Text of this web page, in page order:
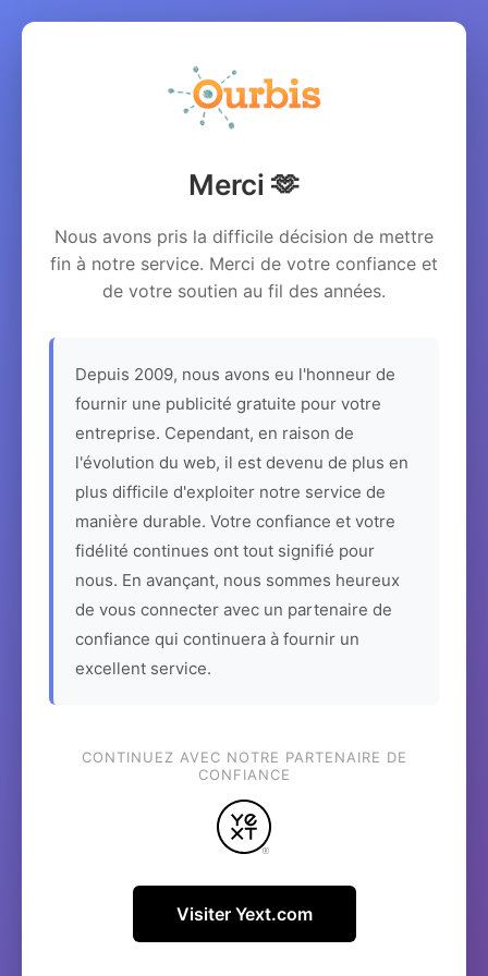
Merci 🫶
Nous avons pris la difficile décision de mettre
fin à notre service. Merci de votre confiance et
de votre soutien au fil des années.
Depuis 2009, nous avons eu l'honneur de
fournir une publicité gratuite pour votre
entreprise. Cependant, en raison de
l'évolution du web, il est devenu de plus en
plus difficile d'exploiter notre service de
manière durable. Votre confiance et votre
fidélité continues ont tout signifié pour
nous. En avançant, nous sommes heureux
de vous connecter avec un partenaire de
confiance qui continuera à fournir un
excellent service.
CONTINUEZ AVEC NOTRE PARTENAIRE DE
CONFIANCE
Visiter Yext.com